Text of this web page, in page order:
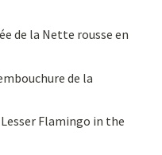
de la Nette rousse en
de la
Flamingo in the